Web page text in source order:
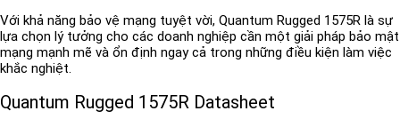
Với khả năng bảo vệ mạng tuyệt vời, Quantum Rugged 1575R là sự
lựa chọn lý tưởng cho các doanh nghiệp cần một giải pháp bảo mật
mạng mạnh mẽ và ổn định ngay cả trong những điều kiện làm việc
khắc nghiệt.
Quantum Rugged 1575R Datasheet